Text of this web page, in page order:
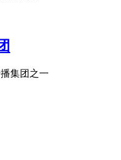
集团之一